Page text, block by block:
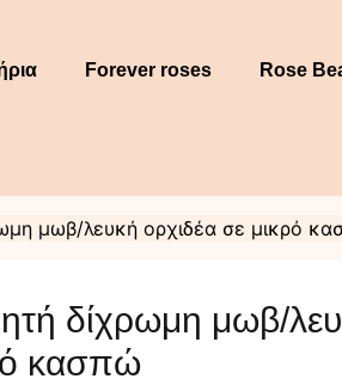
Forever roses Rose
μωβ/λευκή ορχιδέα σε μικρό
δίχρωμη μωβ/
κασπώ